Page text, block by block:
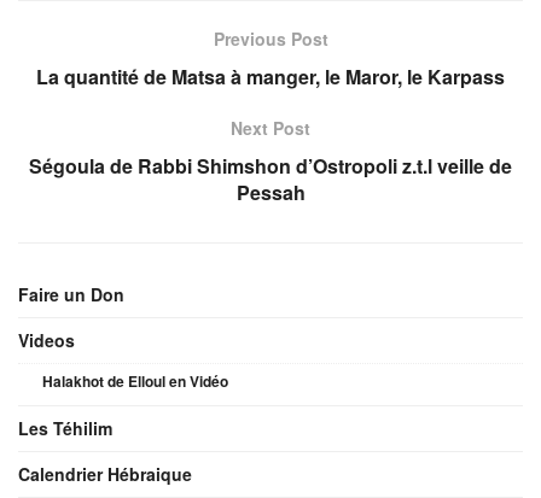
Previous Post
La quantité de Matsa à manger, le Maror, le Karpass
Next Post
Ségoula de Rabbi Shimshon d’Ostropoli z.t.l veille de
Pessah
Faire un Don
Videos
Halakhot de Elloul en Vidéo
Les Téhilim
Calendrier Hébraique